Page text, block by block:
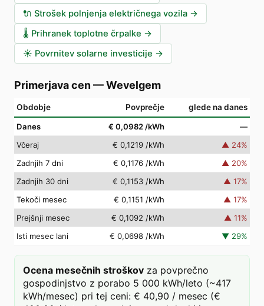
🔌 Strošek polnjenja električnega vozila →
🌡️ Prihranek toplotne črpalke →
☀️ Povrnitev solarne investicije →
Primerjava cen —Wevelgem
Obdobje Povprečje glede na danes
Danes € 0,0982 /kWh
—
Včeraj
€ 0,1219 /kWh ▲ 24%
Zadnjih 7 dni
€ 0,1176 /kWh ▲ 20%
Zadnjih 30 dni
€ 0,1153 /kWh ▲ 17%
Tekoči mesec
€ 0,1151 /kWh ▲ 17%
Prejšnji mesec
€ 0,1092 /kWh ▲ 11%
Isti mesec lani
€ 0,0698 /kWh ▼ 29%
Ocena mesečnih stroškov za povprečno
gospodinjstvo z porabo 5 000 kWh/leto (~417
kWh/mesec) pri tej ceni: € 40,90 / mesec (€